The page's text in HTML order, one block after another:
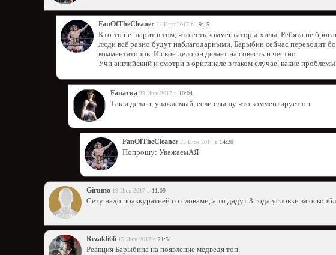
FanOfTheCleaner 22 Июн 2017 в 19:15
Кто-то не шарит в том, что есть комментаторы-хилы. Ребята не
люди всё равно будут наблагодарными. Барыбин сейчас переводит
комментаторов. И своё дело он делает на совесть и честно.
Учи английский и смотри в оригинале в таком случае, какие
Fanатка 23 Июн 2017 в 10:04
Так и делаю, уважаемый, если слышу что комментирует он.
FanOfTheCleaner 23 Июн 2017 в 14:20
Попрошу: УважаемАЯ
Girumo 19 Июн 2017 в 11:09
Сету надо поаккуратней со словами, а то дадут 3 года условки за
Rezak666 15 Июн 2017 в 21:51
Реакция Барыбина на появление медведя топ.